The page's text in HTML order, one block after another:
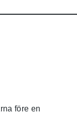
före en